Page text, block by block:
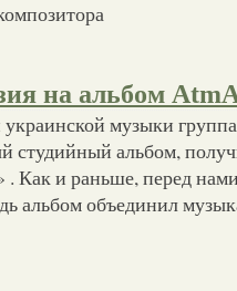
на альбом
музыки
студийный альбом,
. Как и раньше, перед
альбом объединил